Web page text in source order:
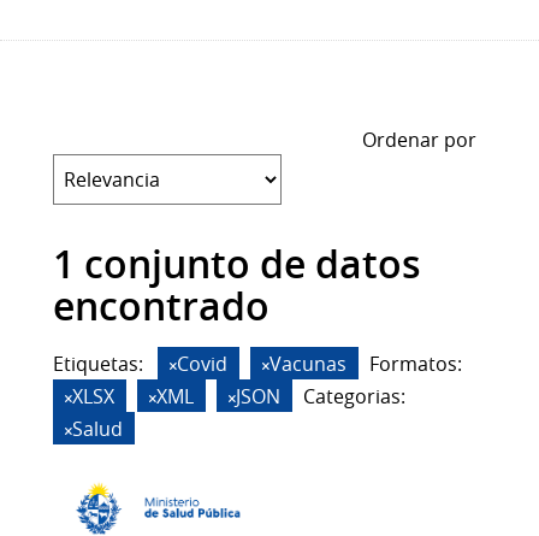
Ordenar por
1 conjunto de datos
encontrado
Etiquetas: Covid Vacunas
Formatos:
XLSX
XML JSON
Categorias:
Salud